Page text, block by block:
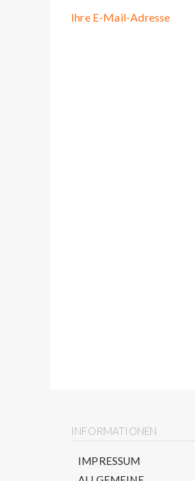
Ihre E-Mail-Adresse
INFORMATIONEN
IMPRESSUM